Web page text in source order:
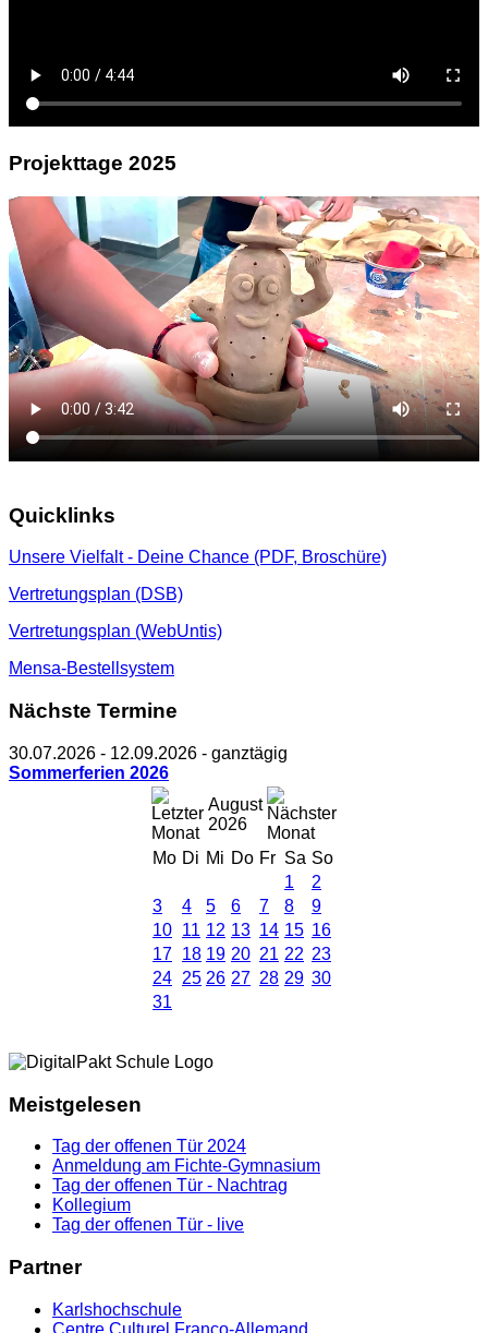
Projekttage 2025
Quicklinks
Unsere Vielfalt - Deine Chance (PDF, Broschüre)
Vertretungsplan (DSB)
Vertretungsplan (WebUntis)
Mensa-Bestellsystem
Nächste Termine
30.07.2026 - 12.09.2026 - ganztägig
Sommerferien 2026
August
2026
Mo Di Mi Do Fr Sa So
1
2
3
4 5 6 7 8
9
10 11 12 13 14 15 16
17 18 19 20 21 22 23
24 25 26 27 28 29 30
31
Meistgelesen
Tag der offenen Tür 2024
Anmeldung am Fichte-Gymnasium
Tag der offenen Tür - Nachtrag
Kollegium
Tag der offenen Tür - live
Partner
Karlshochschule
Centre Culturel Franco-Allemand